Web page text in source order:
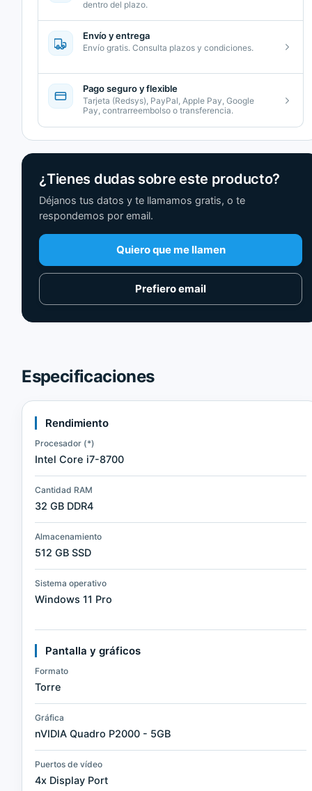
dentro del plazo.
Envío y entrega
Envío gratis. Consulta plazos y condiciones.
Pago seguro y flexible
Tarjeta (Redsys), PayPal, Apple Pay, Google
Pay, contrarreembolso o transferencia.
¿Tienes dudas sobre este producto?
Déjanos tus datos y te llamamos gratis, o te
respondemos por email.
Quiero que me llamen
Prefiero email
Especificaciones
Rendimiento
Procesador (*)
Intel Core i7-8700
Cantidad RAM
32 GB DDR4
Almacenamiento
512 GB SSD
Sistema operativo
Windows 11 Pro
Pantalla y gráficos
Formato
Torre
Gráfica
nVIDIA Quadro P2000 - 5GB
Puertos de vídeo
4x Display Port